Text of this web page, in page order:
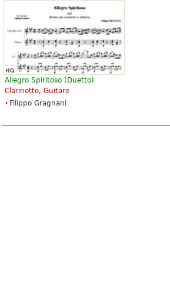
Allegro Spiritoso (Duetto)
Clarinette, Guitare
Filippo Gragnani